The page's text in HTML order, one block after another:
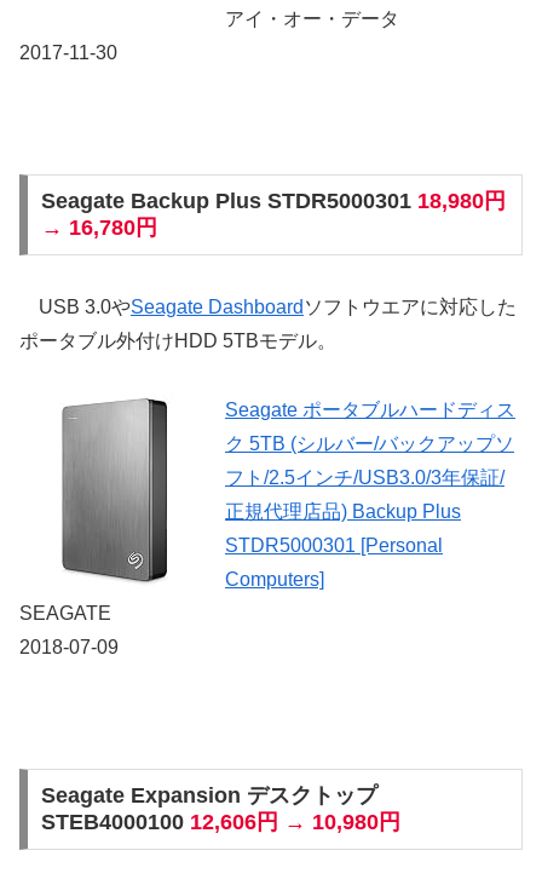
アイ・オー・データ
2017-11-30
Seagate Backup Plus STDR5000301 18,980円
→ 16,780円
USB 3.0やSeagate Dashboard ソフトウエアに対応した
ポータブル外付けHDD 5TBモデル。
Seagate ポータブルハードディス
ク 5TB (シルバー/バックアップソ
フト/2.5インチ/USB3.0/3年保証/
正規代理店品) Backup Plus
STDR5000301 [Personal
Computers]
SEAGATE
2018-07-09
Seagate Expansion デスクトップ
STEB4000100 12,606円 → 10,980円